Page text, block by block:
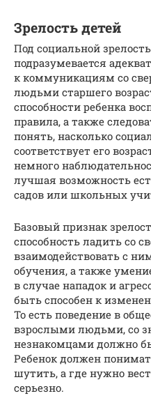
Зрелость детей
Под социальной
подразумевается
к коммуникациям со
людьми старшего
способности ребенка
правила, а также
понять, насколько
соответствует его
немного
лучшая возможность
садов или школьных
Базовый признак
способность ладить со
взаимодействовать с
обучения, а также
в случае нападок и
быть способен к
То есть поведение в
взрослыми людьми, со
незнакомцами должно
Ребенок должен
шутить, а где нужно
серьезно.